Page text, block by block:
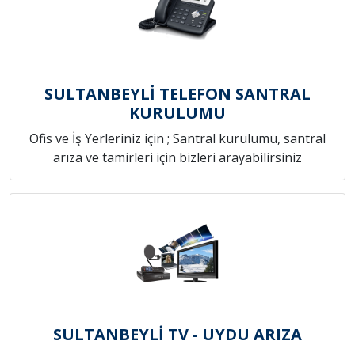
SULTANBEYLİ TELEFON SANTRAL
KURULUMU
Ofis ve İş Yerleriniz için ; Santral kurulumu, santral
arıza ve tamirleri için bizleri arayabilirsiniz
SULTANBEYLİ TV - UYDU ARIZA